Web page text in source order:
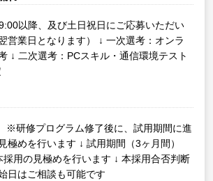
以降、及び土日祝日にご応募いただい
営業日となります）
↓ 一次選考：オンラ
↓ 二次選考：PCスキル・通信環境テスト
※研修プログラム修了後に、試用期間に進
極めを行います ↓ 試用期間（3ヶ月間）
用の見極めを行います ↓ 本採用合否判断
日はご相談も可能です